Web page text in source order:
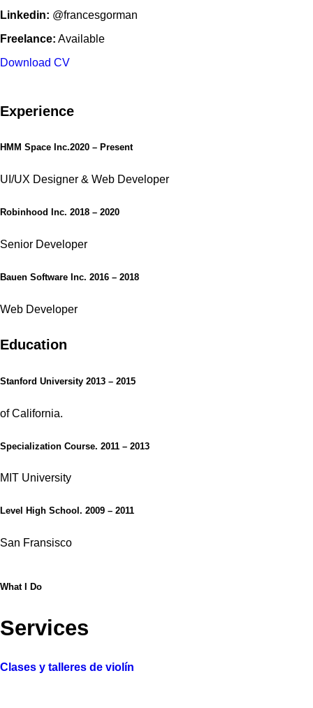
Linkedin: @francesgorman
Freelance: Available
Download CV
Experience
HMM Space Inc.2020 – Present
UI/UX Designer & Web Developer
Robinhood Inc. 2018 – 2020
Senior Developer
Bauen Software Inc. 2016 – 2018
Web Developer
Education
Stanford University 2013 – 2015
of California.
Specialization Course. 2011 – 2013
MIT University
Level High School. 2009 – 2011
San Fransisco
What I Do
Services
Clases y talleres de violín